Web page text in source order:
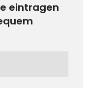
eintragen